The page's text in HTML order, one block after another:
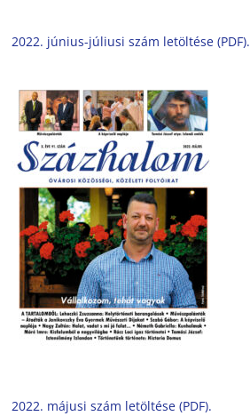
2022. június-júliusi szám letöltése (PDF).
2022. májusi szám letöltése (PDF).